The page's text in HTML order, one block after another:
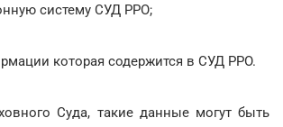
систему СУД РРО;
которая содержится в СУД РРО.
Суда, такие данные могут быть